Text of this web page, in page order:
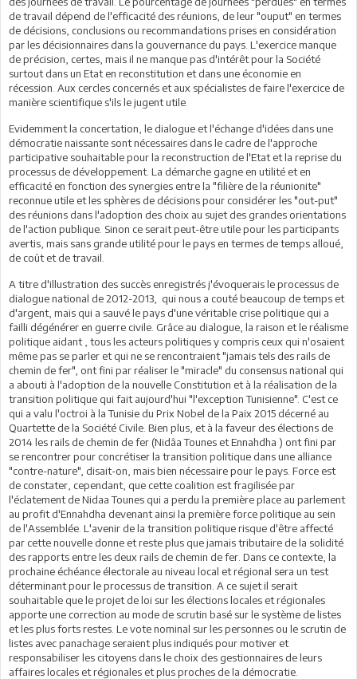
de travail dépend de l'efficacité des réunions, de leur "ouput" en termes
de décisions, conclusions ou recommandations prises en considération
par les décisionnaires dans la gouvernance du pays. L'exercice manque
de précision, certes, mais il ne manque pas d'intérêt pour la Société
surtout dans un Etat en reconstitution et dans une économie en
récession. Aux cercles concernés et aux spécialistes de faire l'exercice de
manière scientifique s'ils le jugent utile.
Evidemment la concertation, le dialogue et l'échange d'idées dans une
démocratie naissante sont nécessaires dans le cadre de l'approche
participative souhaitable pour la reconstruction de l'Etat et la reprise du
processus de développement. La démarche gagne en utilité et en
efficacité en fonction des synergies entre la "filière de la réunionite"
reconnue utile et les sphères de décisions pour considérer les "out-put"
des réunions dans l'adoption des choix au sujet des grandes orientations
de l'action publique. Sinon ce serait peut-être utile pour les participants
avertis, mais sans grande utilité pour le pays en termes de temps alloué,
de coût et de travail.
A titre d'illustration des succès enregistrés j'évoquerais le processus de
dialogue national de 2012-2013, qui nous a couté beaucoup de temps et
d'argent, mais qui a sauvé le pays d'une véritable crise politique qui a
failli dégénérer en guerre civile. Grâce au dialogue, la raison et le réalisme
politique aidant , tous les acteurs politiques y compris ceux qui n'osaient
même pas se parler et qui ne se rencontraient "jamais tels des rails de
chemin de fer", ont fini par réaliser le "miracle" du consensus national qui
a abouti à l'adoption de la nouvelle Constitution et à la réalisation de la
transition politique qui fait aujourd'hui "l'exception Tunisienne". C'est ce
qui a valu l'octroi à la Tunisie du Prix Nobel de la Paix 2015 décerné au
Quartette de la Société Civile. Bien plus, et à la faveur des élections de
2014 les rails de chemin de fer (Nidâa Tounes et Ennahdha ) ont fini par
se rencontrer pour concrétiser la transition politique dans une alliance
"contre-nature", disait-on, mais bien nécessaire pour le pays. Force est
de constater, cependant, que cette coalition est fragilisée par
l'éclatement de Nidaa Tounes qui a perdu la première place au parlement
au profit d'Ennahdha devenant ainsi la première force politique au sein
de l'Assemblée. L'avenir de la transition politique risque d'être affecté
par cette nouvelle donne et reste plus que jamais tributaire de la solidité
des rapports entre les deux rails de chemin de fer. Dans ce contexte, la
prochaine échéance électorale au niveau local et régional sera un test
déterminant pour le processus de transition. A ce sujet il serait
souhaitable que le projet de loi sur les élections locales et régionales
apporte une correction au mode de scrutin basé sur le système de listes
et les plus forts restes. Le vote nominal sur les personnes ou le scrutin de
listes avec panachage seraient plus indiqués pour motiver et
responsabiliser les citoyens dans le choix des gestionnaires de leurs
affaires locales et régionales et plus proches de la démocratie.